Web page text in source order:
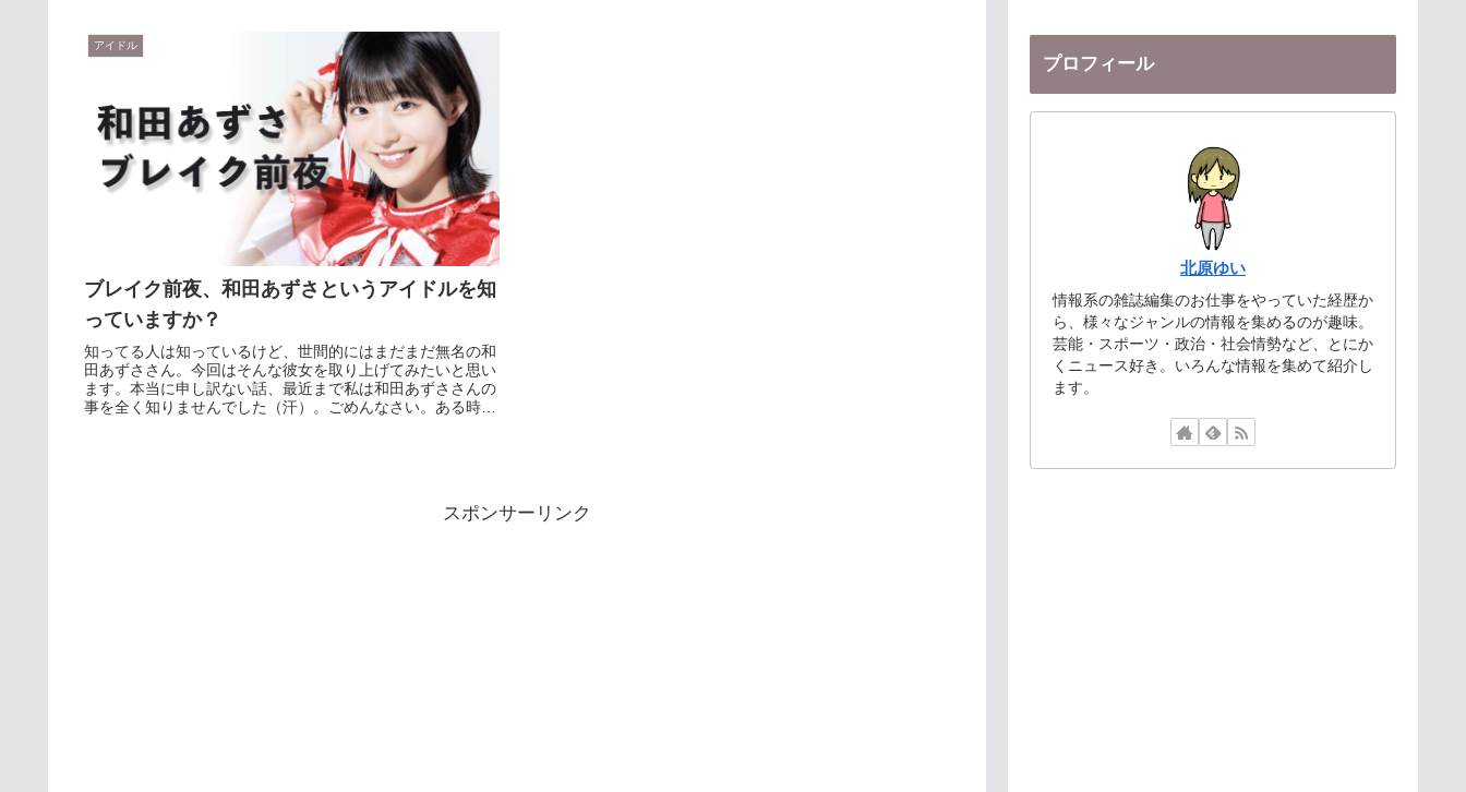
アイドル
ブレイク前夜、和田あずさというアイドルを知
っていますか？
知ってる人は知っているけど、世間的にはまだまだ無名の和
田あずささん。今回はそんな彼女を取り上げてみたいと思い
ます。本当に申し訳ない話、最近まで私は和田あずささんの
事を全く知りませんでした（汗）。ごめんなさい。ある時、
スポンサーリンク
プロフィール
北原ゆい
情報系の雑誌編集のお仕事をやっていた経歴か
ら、様々なジャンルの情報を集めるのが趣味。
芸能・スポーツ・政治・社会情勢など、とにか
くニュース好き。いろんな情報を集めて紹介し
ます。